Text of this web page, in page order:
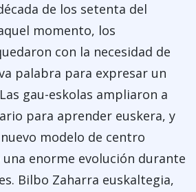
de los setenta del
momento, los
con la necesidad de
palabra para expresar un
gau-eskolas ampliaron a
para aprender euskera, y
modelo de centro
enorme evolución durante
Bilbo Zaharra euskaltegia,